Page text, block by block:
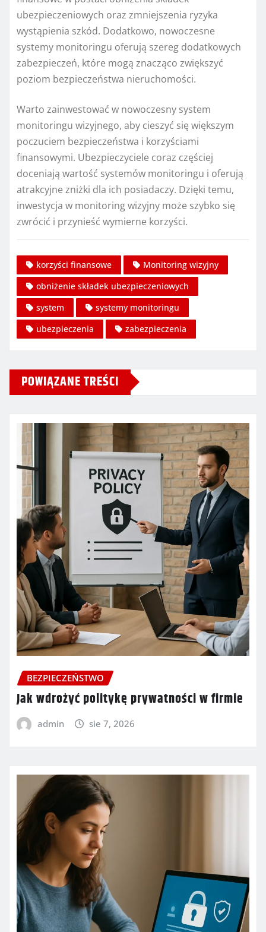
ubezpieczeniowych oraz zmniejszenia ryzyka
wystąpienia szkód. Dodatkowo, nowoczesne
systemy monitoringu oferują szereg dodatkowych
zabezpieczeń, które mogą znacząco zwiększyć
poziom bezpieczeństwa nieruchomości.
Warto zainwestować w nowoczesny system
monitoringu wizyjnego, aby cieszyć się większym
poczuciem bezpieczeństwa i korzyściami
finansowymi. Ubezpieczyciele coraz częściej
doceniają wartość systemów monitoringu i oferują
atrakcyjne zniżki dla ich posiadaczy. Dzięki temu,
inwestycja w monitoring wizyjny może szybko się
zwrócić i przynieść wymierne korzyści.
korzyści finansowe
Monitoring wizyjny
obniżenie składek ubezpieczeniowych
system
systemy monitoringu
ubezpieczenia
zabezpieczenia
POWIĄZANE TREŚCI
BEZPIECZEŃSTWO
Jak wdrożyć politykę prywatności w firmie
admin sie 7, 2026